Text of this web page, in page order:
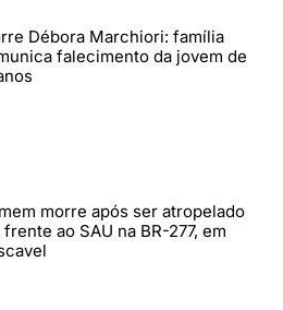
Débora Marchiori: família
falecimento da jovem de
morre após ser atropelado
frente ao SAU na BR-277, em